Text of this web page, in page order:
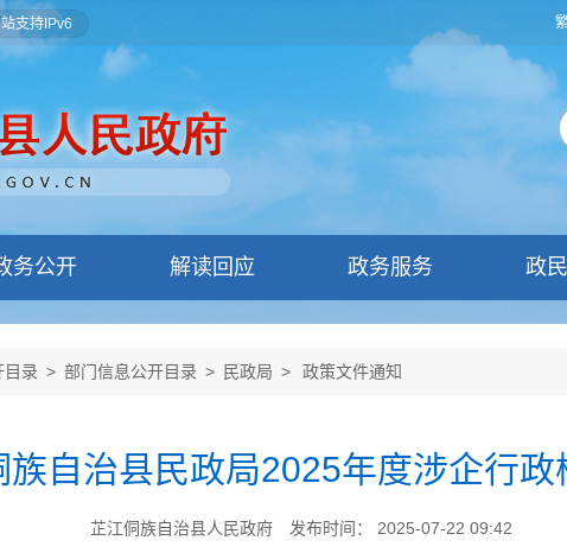
站支持IPv6
务公开 解读回应 政务服务 政
目录 > 部门信息公开目录 > 民政局 > 政策文件通知
族自治县民政局2025年度涉企行政
芷江侗族自治县人民政府 发布时间： 2025-07-22 09:42